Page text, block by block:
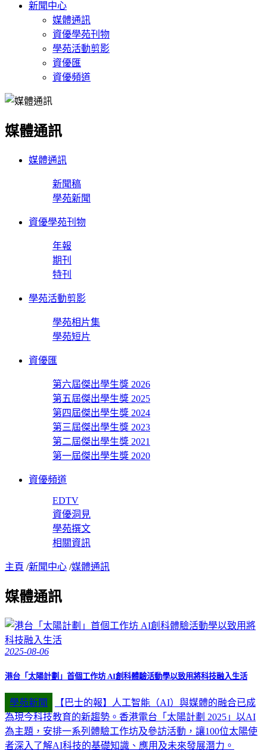
新聞中心
媒體通訊
資優學苑刊物
學苑活動剪影
資優匯
資優頻道
媒體通訊
媒體通訊
新聞稿
學苑新聞
資優學苑刊物
年報
期刊
特刊
學苑活動剪影
學苑相片集
學苑短片
資優匯
第六屆傑出學生獎 2026
第五屆傑出學生獎 2025
第四屆傑出學生獎 2024
第三屆傑出學生獎 2023
第二屆傑出學生獎 2021
第一屆傑出學生獎 2020
資優頻道
EDTV
資優洞見
學苑撰文
相關資訊
主頁 /新聞中心 /媒體通訊
媒體通訊
2025-08-06
港台「太陽計劃」首個工作坊 AI創科體驗活動學以致用將科技融入生活
學苑新聞
【巴士的報】人工智能（AI）與媒體的融合已成
為現今科技教育的新趨勢。香港電台「太陽計劃 2025」以AI
為主題，安排一系列體驗工作坊及參訪活動，讓100位太陽使
者深入了解AI科技的基礎知識、應用及未來發展潛力。